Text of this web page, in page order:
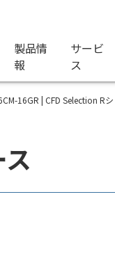
製品情
報
サービ
ス
16GR | CFD Selection R